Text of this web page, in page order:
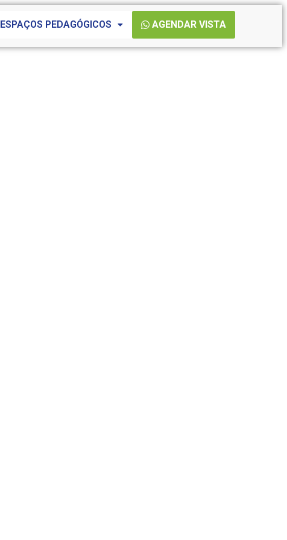
ESPAÇOS PEDAGÓGICOS AGENDAR VISTA